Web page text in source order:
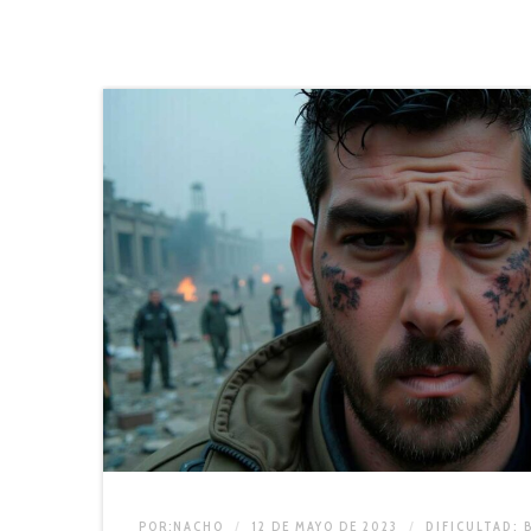
POR: NACHO 12 DE MAYO DE 2023 DIFICULTAD: